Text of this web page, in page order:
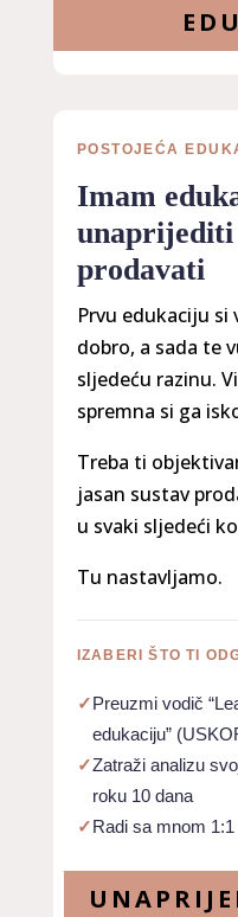
POSTOJEĆA
Imam
unaprijediti
prodavati
Prvu edukaciju si
dobro, a sada te
sljedeću razinu.
spremna si ga
Treba ti
jasan sustav
u svaki sljedeći
Tu nastavljamo.
IZABERI ŠTO TI
✓Preuzmi vodič
edukaciju”
✓Zatraži analizu
roku 10 dana
✓Radi sa mnom 1:1